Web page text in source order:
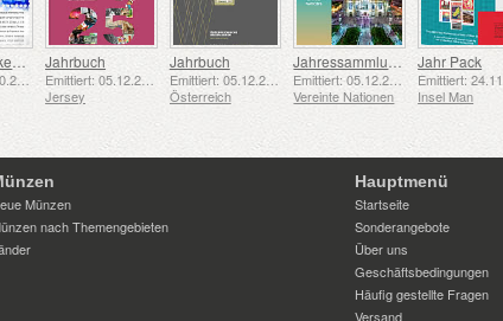
Zum Gedenken an die Gefallenen und Ermordeten vom 7. Oktober 2023 Jahrbuch
Jersey
Jahrbuch
Emittiert: 05.12.2025
Österreich
Jahressammlungsmappe (New York)
Vereinte Nationen
Jahr Pack
Insel Man
Münzen
nach Themengebieten
Hauptmenü
Startseite
Sonderangebote
Über uns
Geschäftsbedingungen
Häufig gestellte Fragen
Versand